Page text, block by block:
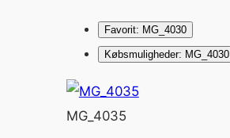
Favorit: MG_4030
Købsmuligheder: MG_4030
MG_4035